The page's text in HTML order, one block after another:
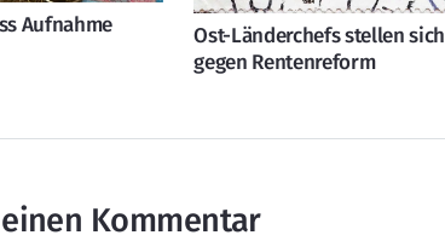
Aufnahme
Ost-Länderchefs stellen sich
gegen Rentenreform
Kommentar